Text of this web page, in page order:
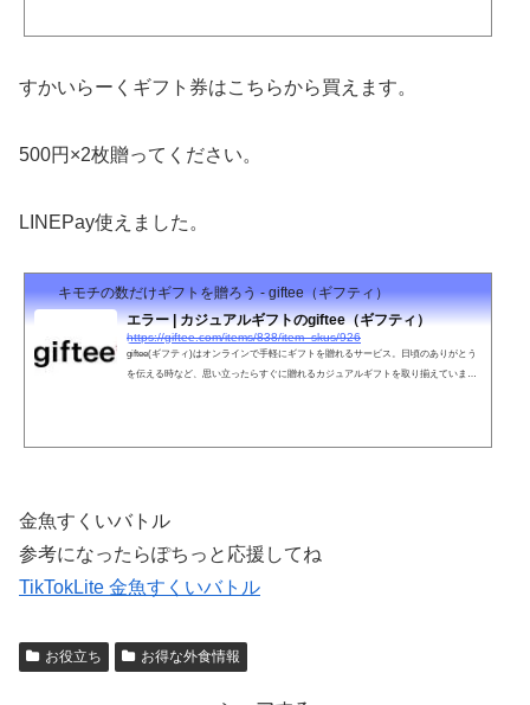
ご確認の上、決済します。その3：相手におくる決済が完了...
すかいらーくギフト券はこちらから買えます。
500円×2枚贈ってください。
LINEPay使えました。
キモチの数だけギフトを贈ろう - giftee（ギフティ）
エラー | カジュアルギフトのgiftee（ギフティ）
https://giftee.com/items/838/item_skus/926
giftee(ギフティ)はオンラインで手軽にギフトを贈れるサービス。日頃のありがとう
を伝える時など、思い立ったらすぐに贈れるカジュアルギフトを取り揃えていま
金魚すくいバトル
参考になったらぽちっと応援してね
TikTokLite 金魚すくいバトル
お役立ち お得な外食情報